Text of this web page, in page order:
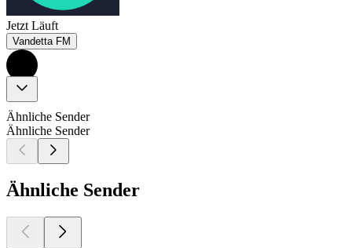
Jetzt Läuft
Vandetta FM
Ähnliche Sender
Ähnliche Sender
Ähnliche Sender